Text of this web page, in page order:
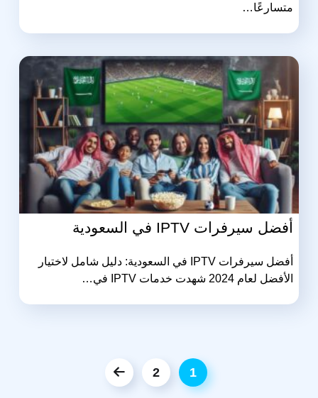
متسارعًا…
أفضل سيرفرات IPTV في السعودية
أفضل سيرفرات IPTV في السعودية: دليل شامل لاختيار
الأفضل لعام 2024 شهدت خدمات IPTV في…
1
2